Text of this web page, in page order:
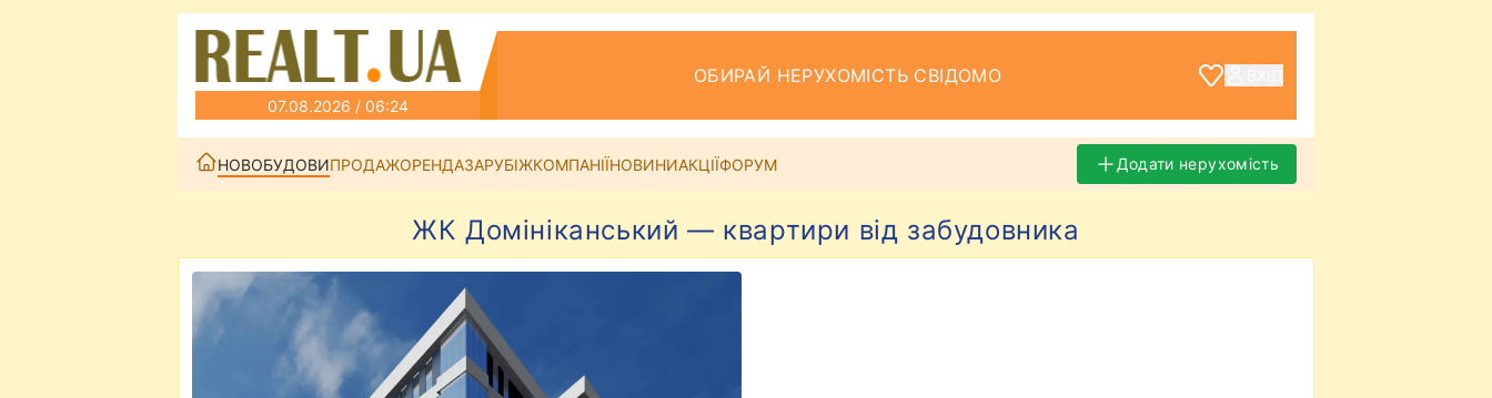
07.08.2026 / 06:24
ОБИРАЙ НЕРУХОМІСТЬ СВІДОМО
НОВОБУДОВИПРОДАЖОРЕНДАЗАРУБІЖКОМПАНІЇНОВИНИАКЦІЇФОРУМ Додати нерухомість
ЖК Домініканський — квартири від забудовника